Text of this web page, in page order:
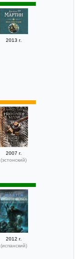
2013 г.
2007 г.
(эстонский)
2012 г.
(испанский)